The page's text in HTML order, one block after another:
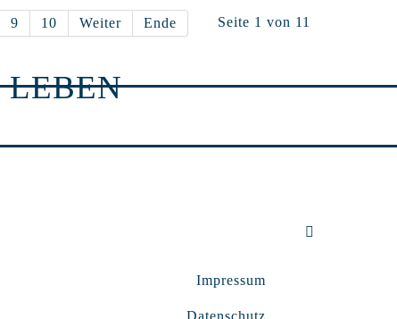
Seite 1 von 11
9 10 Weiter Ende
LEBEN
Impressum
Datenschutz